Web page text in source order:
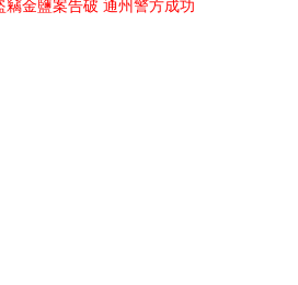
竊金鹽案告破 通州警方成功